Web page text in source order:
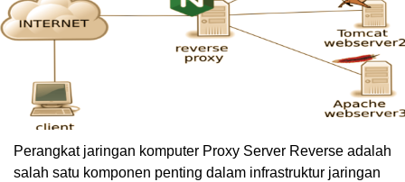
Perangkat jaringan komputer Proxy Server Reverse adalah
salah satu komponen penting dalam infrastruktur jaringan